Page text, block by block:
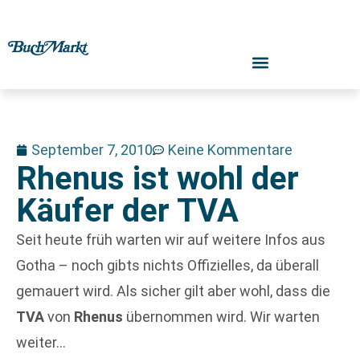
September 7, 2010 Keine Kommentare
Rhenus ist wohl der
Käufer der TVA
Seit heute früh warten wir auf weitere Infos aus
Gotha – noch gibts nichts Offizielles, da überall
gemauert wird. Als sicher gilt aber wohl, dass die
TVAvon Rhenus übernommen wird. Wir warten
weiter…